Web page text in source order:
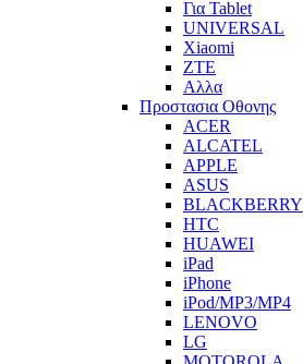
Για Tablet
UNIVERSAL
Xiaomi
ZTE
Αλλα
Προστασια Οθονης
ACER
ALCATEL
APPLE
ASUS
BLACKBERRY
HTC
HUAWEI
iPad
iPhone
iPod/MP3/MP4
LENOVO
LG